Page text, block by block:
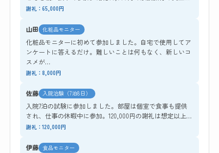
謝礼：65,000円
山田 化粧品モニター
化粧品モニターに初めて参加しました。自宅で使用してア
ンケートに答えるだけ。難しいことは何もなく、新しいコ
スメが…
謝礼：8,000円
佐藤 入院治験（7泊8日）
入院7泊の試験に参加しました。部屋は個室で食事も提供
され、仕事の休暇中に参加。120,000円の謝礼は想定以上…
謝礼：120,000円
伊藤 食品モニター